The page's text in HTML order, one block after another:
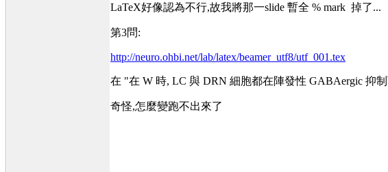
LaTeX好像認為不行,故我將那一slide 暫全 % mark 掉了...
第3問:
http://neuro.ohbi.net/lab/latex/beamer_utf8/utf_001.tex
在 "在 W 時, LC 與 DRN 細胞都在陣發性 GABAergic 抑
奇怪,怎麼變跑不出來了